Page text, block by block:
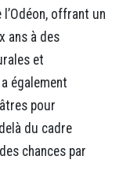
offrant un
ans à des
et
également
pour
du cadre
chances par